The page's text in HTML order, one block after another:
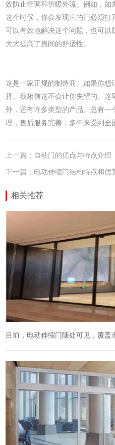
效防止空调和供暖外流。例如，如
这个时候，你会发现它的门必须打
可以有效地解决这个问题，也可以
大大提高了房间的舒适性。
这是一家正规的制造商。如果你想
择。我相信这不会让你失望的。这
外，还有许多类型的产品。总有一
理，售后服务完善，多年来受到全
上一篇：自动门的优点与特点介绍
下一篇：电动伸缩门结构特点和优
相关推荐